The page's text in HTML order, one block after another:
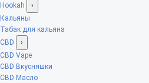
Hookah
›
Кальяны
Табак для кальяна
CBD
›
CBD Vape
CBD Вкусняшки
CBD Масло